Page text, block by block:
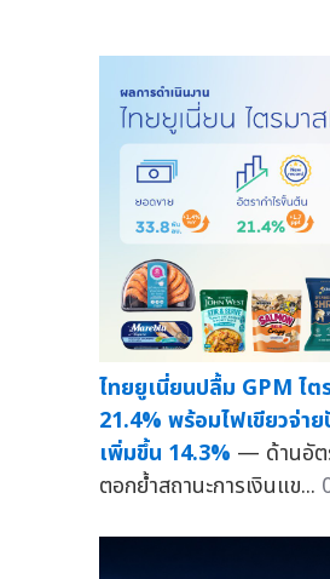
ไทยยูเนี่ยนปลื้ม GPM ไต
21.4% พร้อมไฟเขียวจ่า
เพิ่มขึ้น 14.3% — ด้านอัต
ตอกย้ำสถานะการเงินแข...